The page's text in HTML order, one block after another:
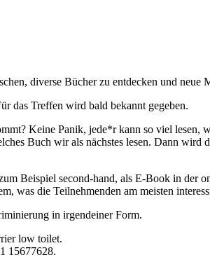
diverse Bücher zu entdecken und
das Treffen wird bald bekannt gegeben.
Keine Panik, jede*r kann so viel
Buch wir als nächstes lesen. Dann wird
Beispiel second-hand, als E-Book in der
was die Teilnehmenden am meisten
in irgendeiner Form.
low toilet.
15677628.